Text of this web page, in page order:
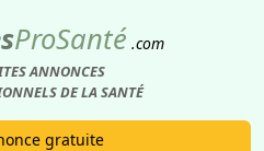
ProSanté .com
ANNONCES
DE LA SANTÉ
gratuite